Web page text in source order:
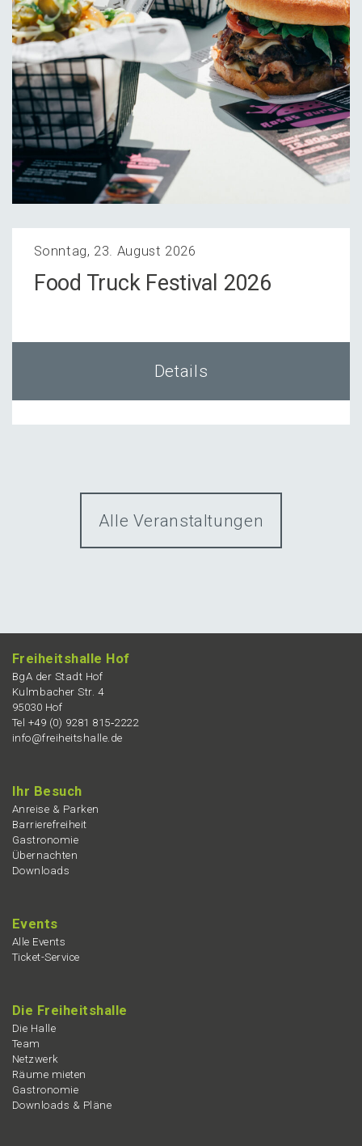
Sonntag, 23. August 2026
Food Truck Festi­val 2026
Details
Alle Veranstaltungen
Freiheits­hal­le Hof
BgA der Stadt Hof
Kulmba­cher Str. 4
95030 Hof
Tel +49 (0) 9281 815‑2222
info@freiheitshalle.de
Ihr Besuch
Anrei­se & Parken
Barrie­re­frei­heit
Gastro­no­mie
Übernach­ten
Downloads
Events
Alle Events
Ticket-Service
Die Freiheits­hal­le
Die Halle
Team
Netzwerk
Räume mieten
Gastro­no­mie
Downloads & Pläne